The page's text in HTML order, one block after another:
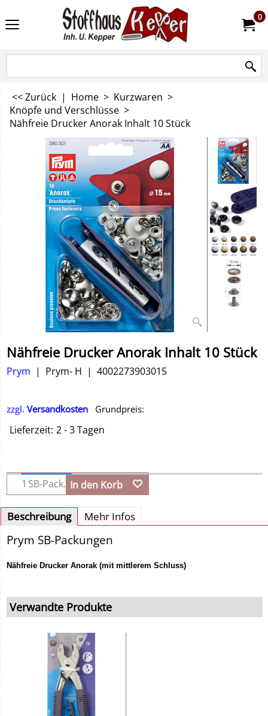
0
<< Zurück | Home > Kurzwaren >
Knöpfe und Verschlüsse >
Nähfreie Drucker Anorak Inhalt 10 Stück
Nähfreie Drucker Anorak Inhalt 10 Stück
Prym Prym- H 4002273903015
zzgl. Versandkosten Grundpreis:
Lieferzeit: 2 - 3 Tagen
SB-Pack. In den Korb
Beschreibung Mehr Infos
Prym SB-Packungen
Nähfreie Drucker Anorak (mit mittlerem Schluss)
Verwandte Produkte